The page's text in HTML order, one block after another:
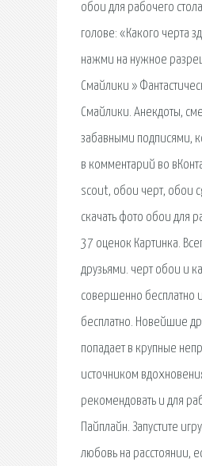
обои для рабочего
голове: «Какого черта
нажми на нужное
Смайлики »
Смайлики. Анекдоты,
забавными подписями,
в комментарий во
scout, обои черт, обои
скачать фото обои для
37 оценок Картинка.
друзьями. черт обои и
совершенно бесплатно
бесплатно. Новейшие
попадает в крупные
источником
рекомендовать и для
Пайплайн. Запустите
любовь на расстоянии,